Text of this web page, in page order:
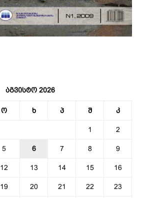
აგვისტო 2026
ო ხ პ შ კ
1 2
5 6 7 8 9
12 13 14 15 16
19 20 21 22 23